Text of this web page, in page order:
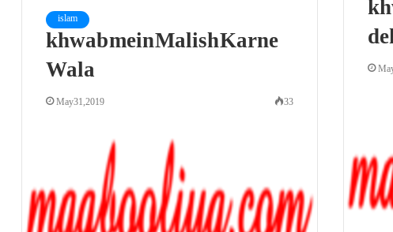
islam
khwab mein Malish Karne
Wala
May 31, 2019 33